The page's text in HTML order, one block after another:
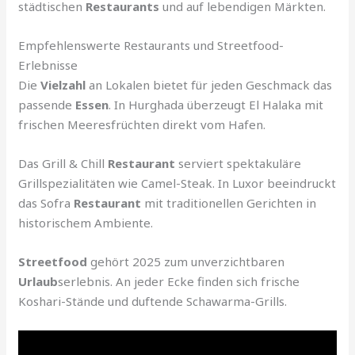
städtischen Restaurants und auf lebendigen Märkten.
Empfehlenswerte Restaurants und Streetfood-
Erlebnisse
DieVielzahl an Lokalen bietet für jeden Geschmack das
passende Essen. In Hurghada überzeugt El Halaka mit
frischen Meeresfrüchten direkt vom Hafen.
Das Grill & Chill Restaurant serviert spektakuläre
Grillspezialitäten wie Camel-Steak. In Luxor beeindruckt
das Sofra Restaurant mit traditionellen Gerichten in
historischem Ambiente.
Streetfood gehört 2025 zum unverzichtbaren
Urlaubserlebnis. An jeder Ecke finden sich frische
Koshari-Stände und duftende Schawarma-Grills.